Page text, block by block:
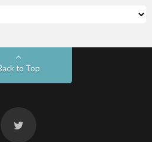
to Top